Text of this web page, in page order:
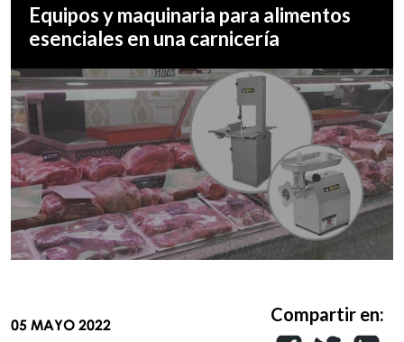
Equipos y maquinaria para alimentos
esenciales en una carnicería
05 MAYO 2022 Compartir en: